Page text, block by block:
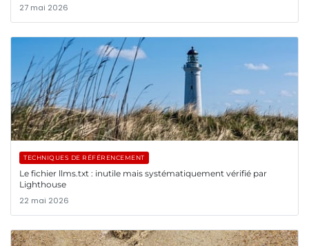
27 mai 2026
TECHNIQUES DE RÉFÉRENCEMENT
Le fichier llms.txt : inutile mais systématiquement vérifié par
Lighthouse
22 mai 2026